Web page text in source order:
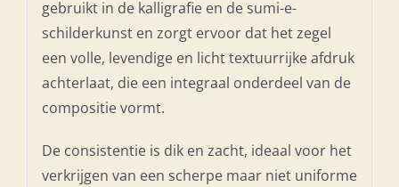
gebruikt in de kalligrafie en de sumi-e-
schilderkunst en zorgt ervoor dat het zegel
een volle, levendige en licht textuurrijke afdruk
achterlaat, die een integraal onderdeel van de
compositie vormt.
De consistentie is dik en zacht, ideaal voor het
verkrijgen van een scherpe maar niet uniforme